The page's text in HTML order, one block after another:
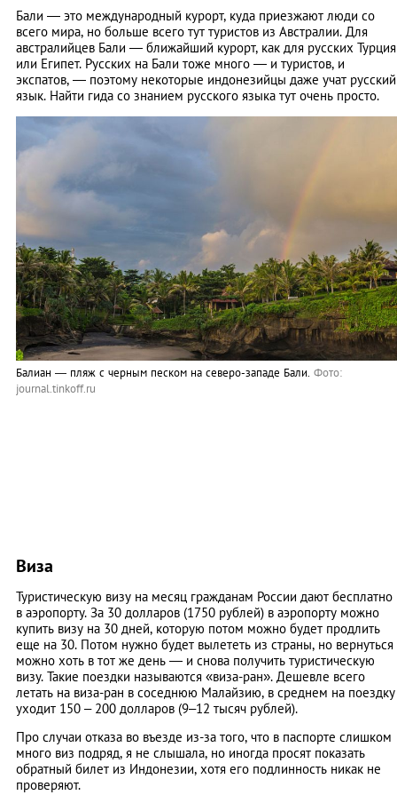
Бали — это международный курорт, куда приезжают люди со
всего мира, но больше всего тут туристов из Австралии. Для
австралийцев Бали — ближайший курорт, как для русских Турция
или Египет. Русских на Бали тоже много — и туристов, и
экспатов, — поэтому некоторые индонезийцы даже учат русский
язык. Найти гида со знанием русского языка тут очень просто.
Балиан — пляж с черным песком на северо-западе Бали. Фото:
journal.tinkoff.ru
Виза
Туристическую визу на месяц гражданам России дают бесплатно
в аэропорту. За 30 долларов (1750 рублей) в аэропорту можно
купить визу на 30 дней, которую потом можно будет продлить
еще на 30. Потом нужно будет вылететь из страны, но вернуться
можно хоть в тот же день — и снова получить туристическую
визу. Такие поездки называются «виза-ран». Дешевле всего
летать на виза-ран в соседнюю Малайзию, в среднем на поездку
уходит 150 – 200 долларов (9–12 тысяч рублей).
Про случаи отказа во въезде из-за того, что в паспорте слишком
много виз подряд, я не слышала, но иногда просят показать
обратный билет из Индонезии, хотя его подлинность никак не
проверяют.